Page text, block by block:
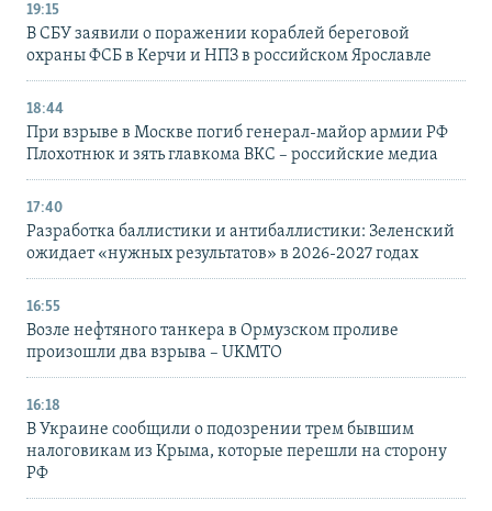
19:15
В СБУ заявили о поражении кораблей береговой
охраны ФСБ в Керчи и НПЗ в российском Ярославле
18:44
При взрыве в Москве погиб генерал-майор армии РФ
Плохотнюк и зять главкома ВКС – российские медиа
17:40
Разработка баллистики и антибаллистики: Зеленский
ожидает «нужных результатов» в 2026-2027 годах
16:55
Возле нефтяного танкера в Ормузском проливе
произошли два взрыва – UKMTO
16:18
В Украине сообщили о подозрении трем бывшим
налоговикам из Крыма, которые перешли на сторону
РФ